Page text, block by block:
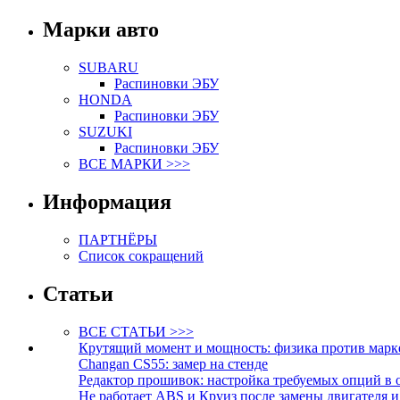
Марки авто
SUBARU
Распиновки ЭБУ
HONDA
Распиновки ЭБУ
SUZUKI
Распиновки ЭБУ
ВСЕ МАРКИ >>>
Информация
ПАРТНЁРЫ
Список сокращений
Статьи
ВСЕ СТАТЬИ >>>
Крутящий момент и мощность: физика против
Changan CS55: замер на стенде
Редактор прошивок: настройка требуемых опций в
Не работает ABS и Круиз после замены двигателя